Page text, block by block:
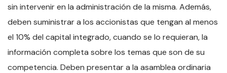
sin intervenir en la administración de la misma. Además,
deben suministrar a los accionistas que tengan al menos
el 10% del capital integrado, cuando se lo requieran, la
información completa sobre los temas que son de su
competencia. Deben presentar a la asamblea ordinaria